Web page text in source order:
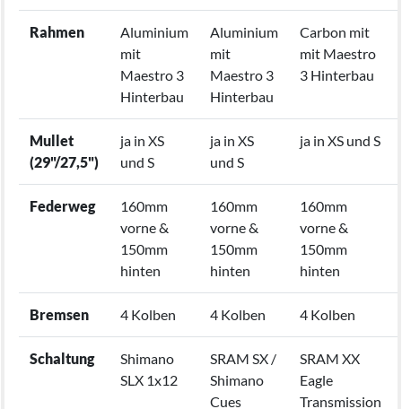
Rahmen
Aluminium
mit
Maestro 3
Hinterbau
Aluminium
mit
Maestro 3
Hinterbau
Carbon mit
mit Maestro
3 Hinterbau
Mullet
(29"/27,5")
ja in XS
und S
ja in XS
und S
ja in XS und S
Federweg
160mm
vorne &
150mm
hinten
160mm
vorne &
150mm
hinten
160mm
vorne &
150mm
hinten
Bremsen 4 Kolben 4 Kolben 4 Kolben
Schaltung
Shimano
SLX 1x12
SRAM SX /
Shimano
Cues
SRAM XX
Eagle
Transmission